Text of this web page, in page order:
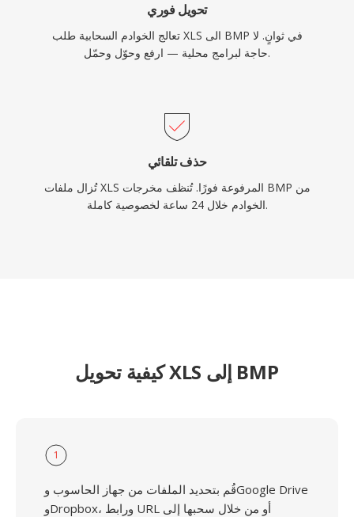
تحويل فوري
تعالج الخوادم السحابية طلب XLS الى BMP في ثوانٍ. لا
حاجة لبرامج محلية — ارفع وحوّل وحمّل.
حذف تلقائي
تُزال ملفات XLS المرفوعة فورًا. تُنظف مخرجات BMP من
الخوادم خلال 24 ساعة لخصوصية كاملة.
كيفية تحويل XLS إلى BMP
1
قُم بتحديد الملفات من جهاز الحاسوب وGoogle Drive
وDropbox، ورابط URL أو من خلال سحبها إلى